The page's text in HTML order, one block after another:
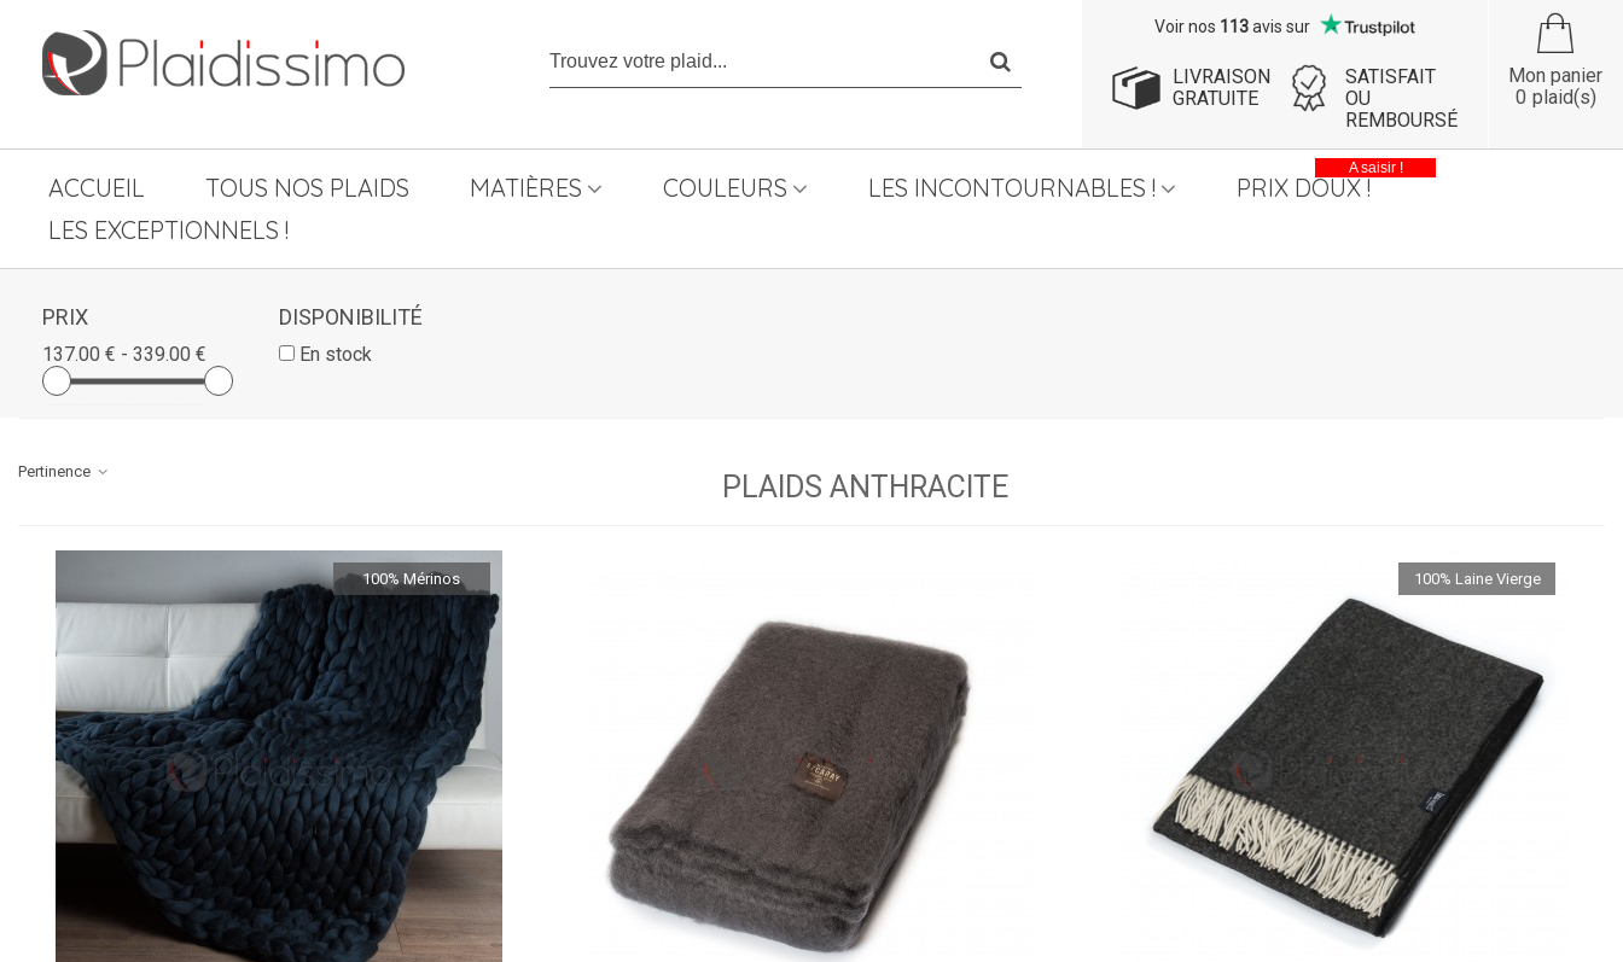
Voir nos 113avis sur
LIVRAISON
GRATUITE
SATISFAIT
OU
REMBOURSÉ
Mon panier
0 plaid(s)
ACCUEIL TOUS NOS PLAIDS MATIÈRES COULEURS LES INCONTOURNABLES ! PRIX DOUX !
A saisir !
LES EXCEPTIONNELS !
PRIX
137.00 € - 339.00 €
DISPONIBILITÉ
En stock
Pertinence PLAIDS ANTHRACITE
100% Mérinos 100% Laine Vierge